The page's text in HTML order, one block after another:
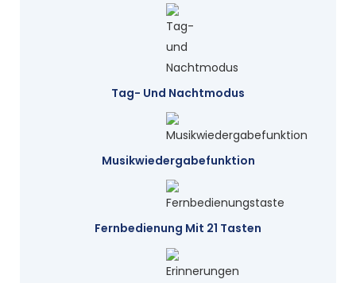
Tag- Und Nachtmodus
Musikwiedergabefunktion
Fernbedienung Mit 21 Tasten